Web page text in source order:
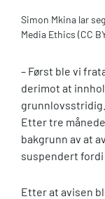
Simon Mkina lar
Media Ethics (CC
– Først ble vi
derimot at
Etter tre
bakgrunn av at
suspendert fordi
Etter at avisen